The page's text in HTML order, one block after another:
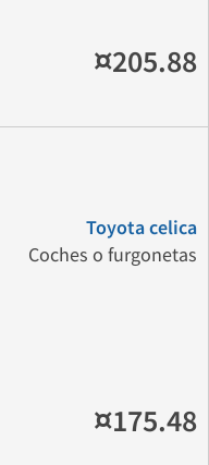
¤205.88
Toyota celica
Coches o furgonetas
¤175.48